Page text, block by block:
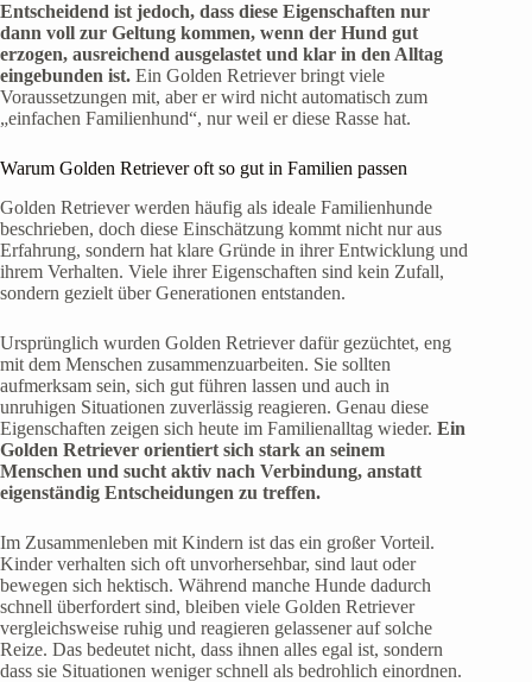
Entscheidend ist jedoch, dass diese Eigenschaften nur
dann voll zur Geltung kommen, wenn der Hund gut
erzogen, ausreichend ausgelastet und klar in den Alltag
eingebunden ist. Ein Golden Retriever bringt viele
Voraussetzungen mit, aber er wird nicht automatisch zum
„einfachen Familienhund“, nur weil er diese Rasse hat.
Warum Golden Retriever oft so gut in Familien passen
Golden Retriever werden häufig als ideale Familienhunde
beschrieben, doch diese Einschätzung kommt nicht nur aus
Erfahrung, sondern hat klare Gründe in ihrer Entwicklung und
ihrem Verhalten. Viele ihrer Eigenschaften sind kein Zufall,
sondern gezielt über Generationen entstanden.
Ursprünglich wurden Golden Retriever dafür gezüchtet, eng
mit dem Menschen zusammenzuarbeiten. Sie sollten
aufmerksam sein, sich gut führen lassen und auch in
unruhigen Situationen zuverlässig reagieren. Genau diese
Eigenschaften zeigen sich heute im Familienalltag wieder. Ein
Golden Retriever orientiert sich stark an seinem
Menschen und sucht aktiv nach Verbindung, anstatt
eigenständig Entscheidungen zu treffen.
Im Zusammenleben mit Kindern ist das ein großer Vorteil.
Kinder verhalten sich oft unvorhersehbar, sind laut oder
bewegen sich hektisch. Während manche Hunde dadurch
schnell überfordert sind, bleiben viele Golden Retriever
vergleichsweise ruhig und reagieren gelassener auf solche
Reize. Das bedeutet nicht, dass ihnen alles egal ist, sondern
dass sie Situationen weniger schnell als bedrohlich einordnen.